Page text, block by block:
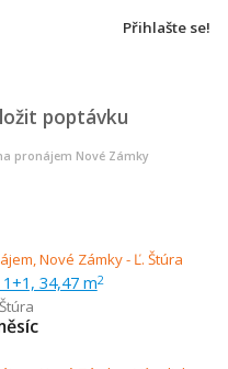
Přihlašte se!
poptávku
pronájem Nové Zámky
34,47 m2